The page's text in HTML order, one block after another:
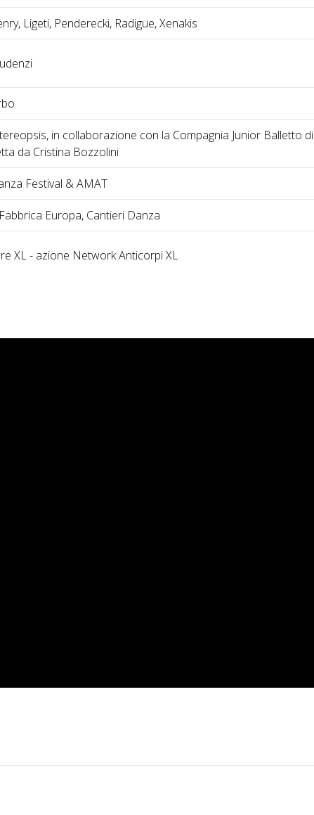
Ligeti, Penderecki, Radigue, Xenakis
in collaborazione con la Compagnia Junior Balletto di
da Cristina Bozzolini
Festival & AMAT
Europa, Cantieri Danza
XL - azione Network Anticorpi XL